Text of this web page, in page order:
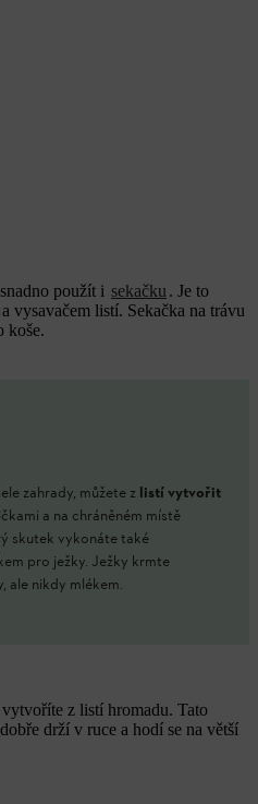
použít i sekačku . Je to
vysavačem listí. Sekačka na trávu
koše.
zahrady, můžete z listí vytvořit
a na chráněném místě
skutek vykonáte také
pro ježky. Ježky krmte
ale nikdy mlékem.
z listí hromadu. Tato
drží v ruce a hodí se na větší